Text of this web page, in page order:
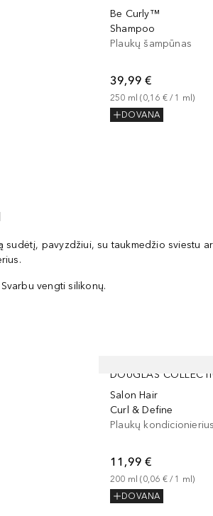
Be Curly™
Shampoo
Plaukų šampūnas
39,99 €
250 ml (0,16 € / 1 ml)
DOVANA
pavyzdžiui, su taukmedžio sviestu
vengti silikonų.
DOUGLAS
Salon Hair
Curl & Define
Plaukų kondicionierius
11,99 €
200 ml (0,06 € / 1 ml)
DOVANA